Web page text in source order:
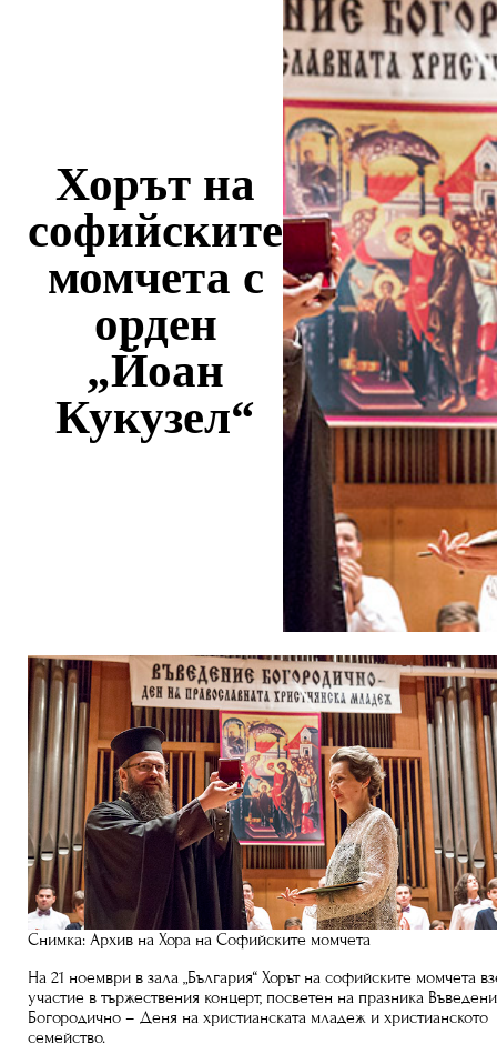
Хорът на
софийските
момчета с
орден
„Йоан
Кукузел“
Снимка: Архив на Хора на Софийските момчета
На 21 ноември в зала „България“ Хорът на софийските момчета
участие в тържествения концерт, посветен на празника
Богородично – Деня на христианската младеж и христианското
семейство.